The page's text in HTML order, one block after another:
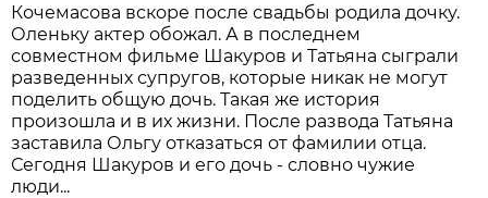
Кочемасова вскоре после свадьбы родила дочку.
Оленьку актер обожал. А в последнем
совместном фильме Шакуров и Татьяна сыграли
разведенных супругов, которые никак не могут
поделить общую дочь. Такая же история
произошла и в их жизни. После развода Татьяна
заставила Ольгу отказаться от фамилии отца.
Сегодня Шакуров и его дочь - словно чужие
люди...